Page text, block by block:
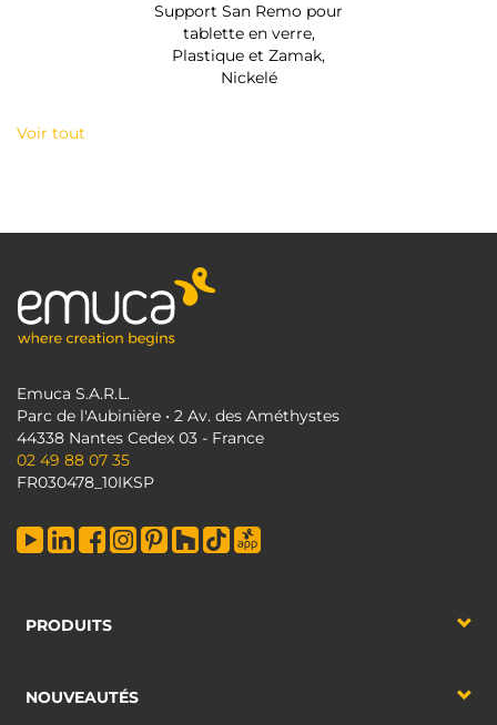
Support San Remo pour
tablette en verre,
Plastique et Zamak,
Nickelé
Voir tout
Emuca S.A.R.L.
Parc de l'Aubinière • 2 Av. des Améthystes
44338 Nantes Cedex 03 - France
02 49 88 07 35
FR030478_10IKSP
PRODUITS
NOUVEAUTÉS